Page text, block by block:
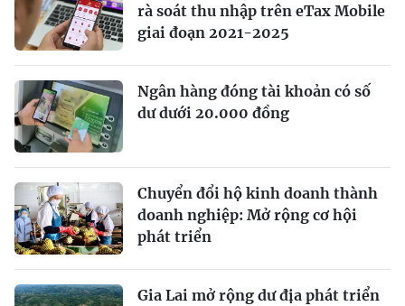
rà soát thu nhập trên eTax Mobile
giai đoạn 2021-2025
Ngân hàng đóng tài khoản có số
dư dưới 20.000 đồng
Chuyển đổi hộ kinh doanh thành
doanh nghiệp: Mở rộng cơ hội
phát triển
Gia Lai mở rộng dư địa phát triển